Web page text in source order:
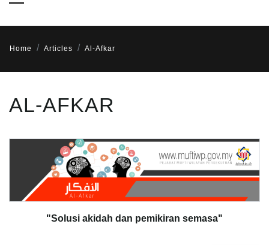
Home Articles Al-Afkar
AL-AFKAR
"Solusi akidah dan pemikiran semasa"